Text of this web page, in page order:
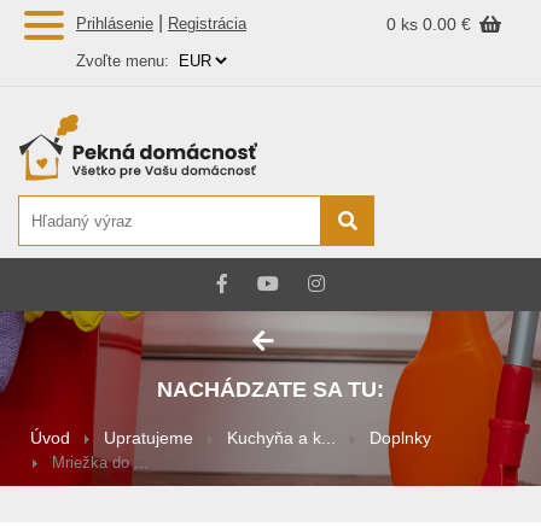
Prihlásenie Registrácia 0 ks 0.00 €
Zvoľte menu:
NACHÁDZATE SA TU:
Úvod Upratujeme Kuchyňa a k... Doplnky
Mriežka do ...